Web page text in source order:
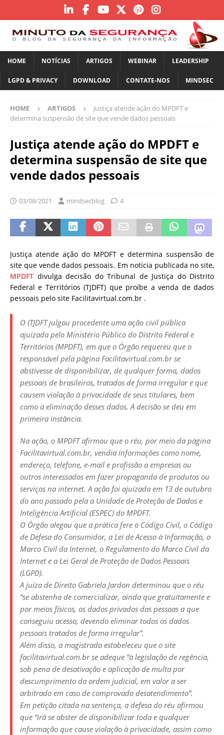
HOME NOTÍCIAS ARTIGOS WEBINAR LEADERSHIP
LGPD & PRIVACY DOWNLOAD CONTATE-NOS MINDSEC
HOME ARTIGOS
Justiça atende ação do MPDFT e
determina suspensão de site que vende dados pessoais
Justiça atende ação do MPDFT e
determina suspensão de site que
vende dados pessoais
03/08/2021 mindsecblog 4
Justiça atende ação do MPDFT e determina suspensão de
site que vende dados pessoais. Em notícia publicada no site,
MPDFT divulga decisão do Tribunal de Justiça do Distrito
Federal e Territórios (TJDFT) que proíbe a venda de dados
pessoais pelo site Facilitavirtual.com.br .
O (TJDFT julgou procedente uma ação civil pública
ajuizada pelo Ministério Público do Distrito Federal e
Territórios (MPDFT), em que o Órgão requereu que o
responsável pela página Facilitavirtual.com.br se
abstivesse de disponibilizar, de qualquer forma, dados
pessoais de brasileiros, tratados de forma irregular e que
causem violação à privacidade de seus titulares, bem
como a eliminação desses dados. A decisão se deu em
primeira instância.
Na ação, o MPDFT afirmou que o réu, por meio da página
Facilitavirtual.com.br, vendia informações como nome,
endereço, telefone, e-mail e profissão a empresas ou
outros interessados em fazer propaganda de produtos ou
serviços na internet. A ação foi ajuizada em 13 de outubro
do ano passado pela a Unidade de Proteção de Dados e
Inteligência Artificial (ESPEC) do MPDFT.
O Órgão alegou que a prática fere o Código Civil, o Código
de Defesa do Consumidor, a Lei de Acesso à Informação, o
Marco Civil da Internet, o Regulamento do Marco Civil da
Internet e a Lei Geral de Proteção de Dados Pessoais
(LGPD).
A juíza de Direito Gabriela Jardon determinou que o réu
“se abstenha de comercializar, ainda que gratuitamente e
por meios físicos, os dados privados das pessoas a que
conseguiu acesso, devendo eliminar todos os dados
pessoais tratados de forma irregular”.
Além disso, a magistrada estabeleceu que o site
facilitavirtual.com.br se adeque “à legislação de regência,
sob pena de desativação e aplicação de multa por
descumprimento da ordem judicial, em valor a ser
arbitrado em caso de comprovado desatendimento”.
Em petição citada na sentença, a defesa do réu afirmou
que “irá se abster de disponibilizar toda e qualquer
informação que cause violação à privacidade, assim como